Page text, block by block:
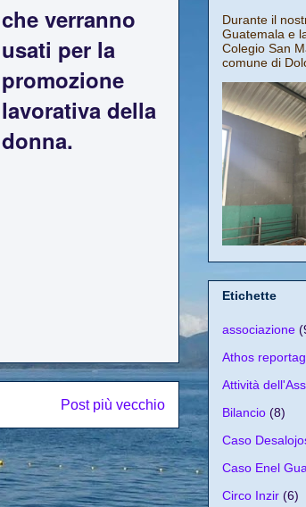
che verranno
usati per la
promozione
lavorativa della
donna.
Post più vecchio
Durante il
Guatemala e
Colegio San
comune di
Etichette
associazione
Athos
Attività
Bilancio (8)
Caso
Caso Enel
Circo Inzir (6)